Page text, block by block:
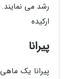
رشد می نمایند.
ارکیده
پیرانا
پیرانا یک